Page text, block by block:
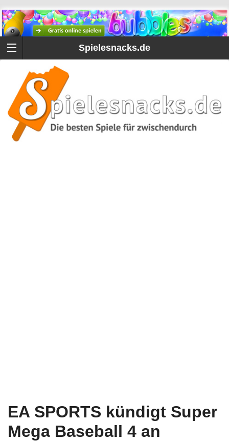
Spielesnacks.de
EA SPORTS kündigt Super
Mega Baseball 4 an